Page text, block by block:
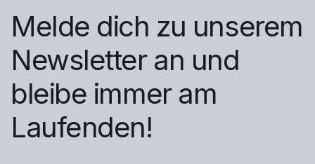
Melde dich zu unserem
Newsletter an und
bleibe immer am
Laufenden!